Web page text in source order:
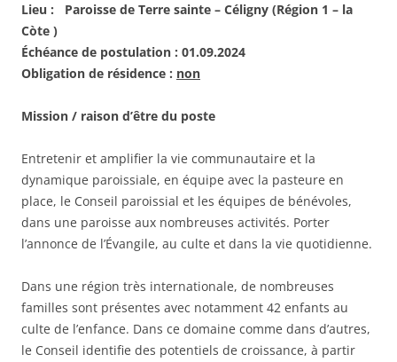
Lieu : Paroisse de Terre sainte – Céligny (Région 1 – la
Còte )
Échéance de postulation : 01.09.2024
Obligation de résidence : non
Mission / raison d’être du poste
Entretenir et amplifier la vie communautaire et la
dynamique paroissiale, en équipe avec la pasteure en
place, le Conseil paroissial et les équipes de bénévoles,
dans une paroisse aux nombreuses activités. Porter
l’annonce de l’Évangile, au culte et dans la vie quotidienne.
Dans une région très internationale, de nombreuses
familles sont présentes avec notamment 42 enfants au
culte de l’enfance. Dans ce domaine comme dans d’autres,
le Conseil identifie des potentiels de croissance, à partir